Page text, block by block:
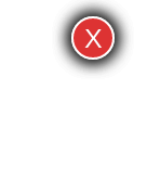
X
X
X